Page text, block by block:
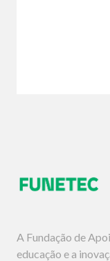
A Fundação de
educação e a